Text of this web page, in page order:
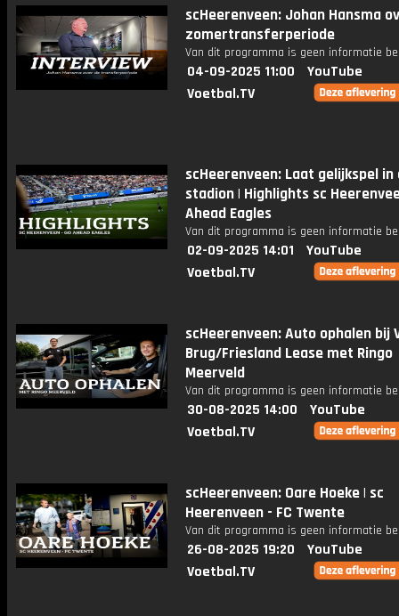
scHeerenveen: Johan Hansma
zomertransferperiode
Van dit programma is geen informatie
04-09-2025 11:00
YouTube
Voetbal.TV
scHeerenveen: Laat gelijkspel in
stadion | Highlights sc
Ahead Eagles
Van dit programma is geen informatie
02-09-2025 14:01
YouTube
Voetbal.TV
scHeerenveen: Auto ophalen bij
Brug/Friesland Lease met Ringo
Meerveld
Van dit programma is geen informatie
30-08-2025 14:00
YouTube
Voetbal.TV
scHeerenveen: Oare Hoeke | sc
Heerenveen - FC Twente
Van dit programma is geen informatie
26-08-2025 19:20
YouTube
Voetbal.TV